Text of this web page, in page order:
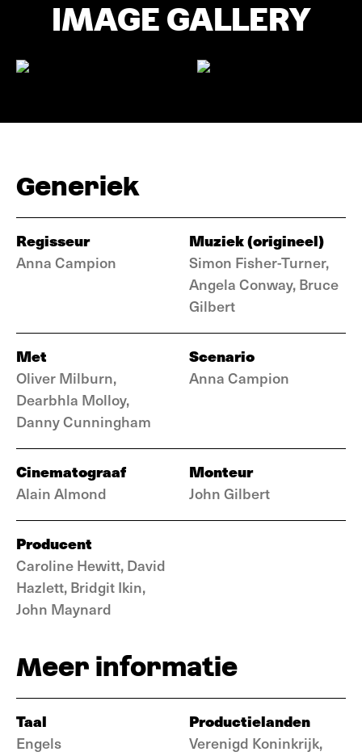
IMAGE GALLERY
Generiek
Regisseur
Anna Campion
Muziek (origineel)
Simon Fisher-Turner,
Angela Conway, Bruce
Gilbert
Met
Oliver Milburn,
Dearbhla Molloy,
Danny Cunningham
Scenario
Anna Campion
Cinematograaf
Alain Almond
Monteur
John Gilbert
Producent
Caroline Hewitt, David
Hazlett, Bridgit Ikin,
John Maynard
Meer informatie
Taal
Engels
Productielanden
Verenigd Koninkrijk,